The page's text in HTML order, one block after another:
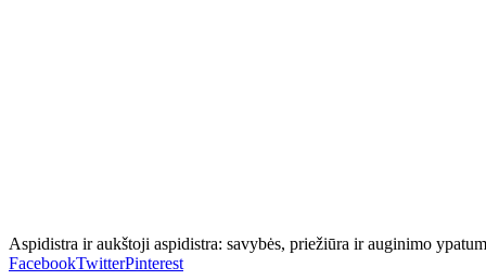
Aspidistra ir aukštoji aspidistra: savybės, priežiūra ir auginimo
FacebookTwitterPinterest